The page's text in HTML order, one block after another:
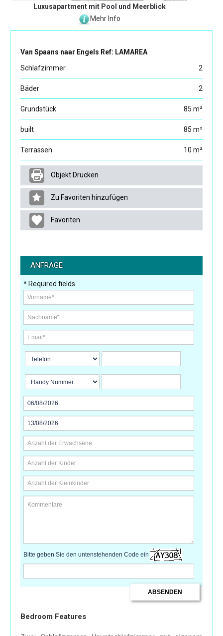
Luxusapartment mit Pool und Meerblick
Mehr Info
Van Spaans naar Engels Ref: LAMAREA
Schlafzimmer
2
Bäder 2
Grundstück 85 m²
built 85 m²
Terrassen 10 m²
Objekt Drucken
Zu Favoriten hinzufügen
Favoriten
ANFRAGE
* Required fields
Bitte geben Sie den untenstehenden Code ein
Bedroom Features